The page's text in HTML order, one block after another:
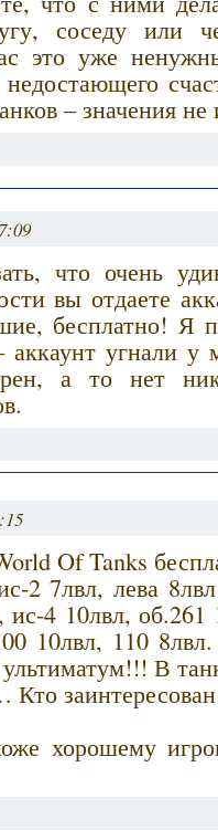
соседу или
это уже
– значения не
что очень
вы отдаете
бесплатно! Я
угнали у
а то нет
Of Tanks
2 7лвл, лева
ис-4 10лвл,
10лвл, 110
В
Кто
хорошему